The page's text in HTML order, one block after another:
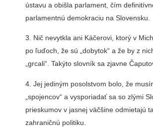
ústavu a obišla parlament, čím
parlamentnú demokraciu na Slovensku.
3. Nič nevytkla ani Káčerovi, ktorý v
po ľuďoch, že sú „dobytok“ a že by z
„grcali“. Takýto slovník sa zjavne
4. Jej jediným posolstvom bolo, že
„spojencov“ a vysporiadať sa so zlými
prieskumov v jasnej väčšine odmietajú
zahraničnú politiku.